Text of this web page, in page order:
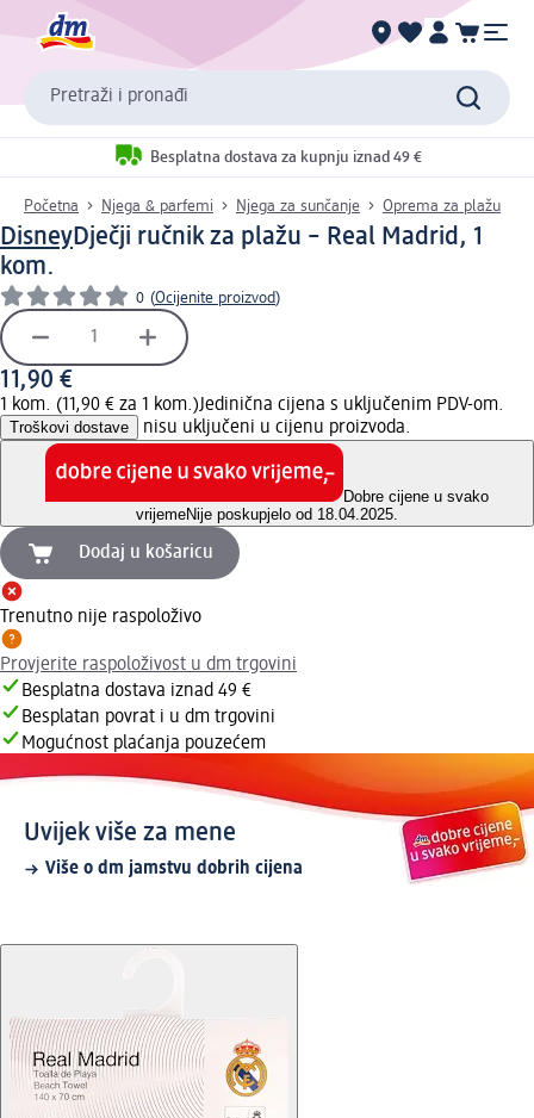
Pretraži i pronađi
Besplatna dostava za kupnju iznad 49 €
Početna Njega & parfemi Njega za sunčanje Oprema za plažu
DisneyDječji ručnik za plažu – Real Madrid, 1
kom.
0 (Ocijenite proizvod)
11,90 €
1 kom. (11,90 € za 1 kom.)Jedinična cijena s uključenim PDV-om.
Troškovi dostave nisu uključeni u cijenu proizvoda.
Dobre cijene u svako
vrijemeNije poskupjelo od 18.04.2025.
Dodaj u košaricu
Trenutno nije raspoloživo
Provjerite raspoloživost u dm trgovini
Besplatna dostava iznad 49 €
Besplatan povrat i u dm trgovini
Mogućnost plaćanja pouzećem
Uvijek više za mene
Više o dm jamstvu dobrih cijena